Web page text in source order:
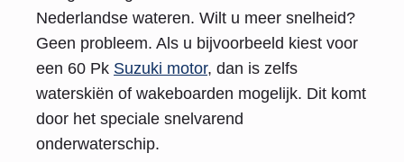
Nederlandse wateren. Wilt u meer snelheid?
Geen probleem. Als u bijvoorbeeld kiest voor
een 60 Pk Suzuki motor, dan is zelfs
waterskiën of wakeboarden mogelijk. Dit komt
door het speciale snelvarend
onderwaterschip.